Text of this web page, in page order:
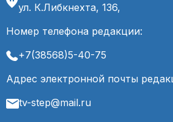
ул. К.Либкнехта, 136,
Номер телефона редакции:
+7(38568)5-40-75
Адрес электронной почты
tv-step@mail.ru